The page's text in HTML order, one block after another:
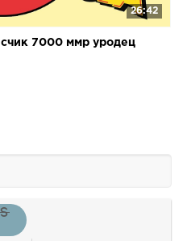
26:42
7000 ммр уродец